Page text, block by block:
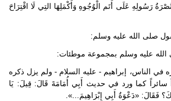
رَسُولِهِ عَلَى أَتَم الْوُجُوهِ وَأَكْمَلِهَا التِي لَا اقْتِرَاحَ
صلى الله عليه وسلم:
الله عليه وسلم بمجموعة موطئات:
في الناس، إبراهيم - عليه السلام - ولم يزل ذكره
كما ورد في حديث أَبِي أُمَامَةَ قَالَ: قِيلَ: يَا
فَقَالَ: «دَعْوَةُ أَبِي إِبْرَاهِيمَ...».